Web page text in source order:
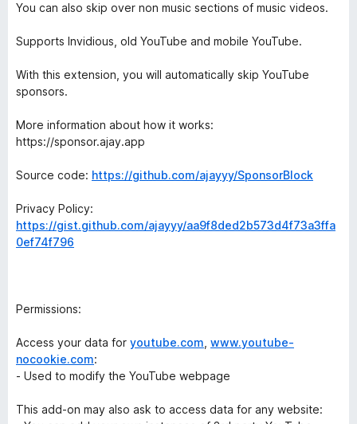
You can also skip over non music sections of music videos.
Supports Invidious, old YouTube and mobile YouTube.
With this extension, you will automatically skip YouTube
sponsors.
More information about how it works:
https://sponsor.ajay.app
Source code: https://github.com/ajayyy/SponsorBlock
Privacy Policy:
https://gist.github.com/ajayyy/aa9f8ded2b573d4f73a3ffa
0ef74f796
Permissions:
Access your data for youtube.com www.youtube-
nocookie.com:
- Used to modify the YouTube webpage
This add-on may also ask to access data for any website: